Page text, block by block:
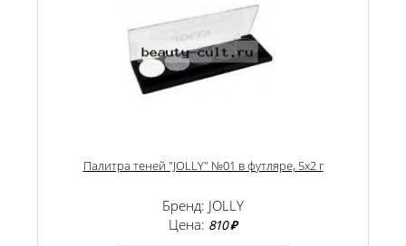
Палитра теней "JOLLY" №01 в футляре, 5х2 г
Бренд: JOLLY
Цена: 810 ₽